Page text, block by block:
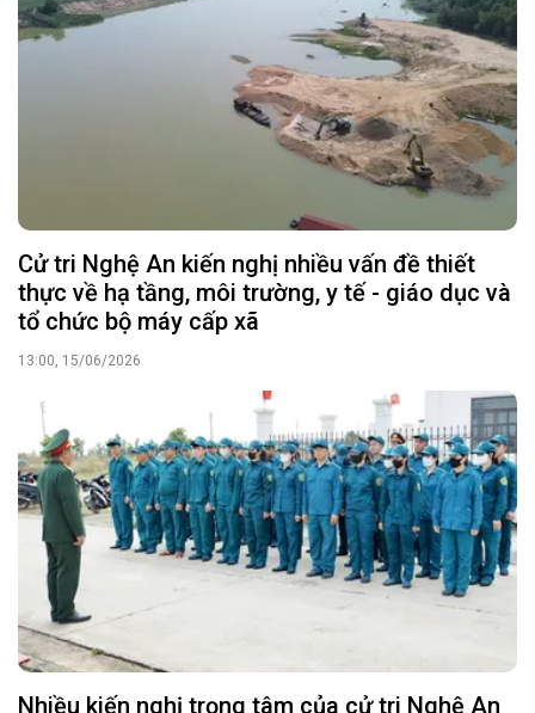
Cử tri Nghệ An kiến nghị nhiều vấn đề thiết
thực về hạ tầng, môi trường, y tế - giáo dục và
tổ chức bộ máy cấp xã
13:00, 15/06/2026
Nhiều kiến nghị trọng tâm của cử tri Nghệ An